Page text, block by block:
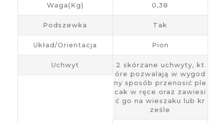
Waga(kg) 0,38
Podszewka Tak
Układ/Orientacja Pion
Uchwyt
2 skórzane uchwyty, kt
óre pozwalają w wygod
ny sposób przenosić ple
cak w ręce oraz zawiesi
ć go na wieszaku lub kr
ześle